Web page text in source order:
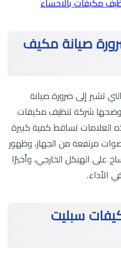
مكيفات بالاحساء
صيانة مكيف
تشير إلى ضرورة صيانة
شركة تنظيف مكيفات
العلامات تساقط كمية كبيرة
مرتفعة من الجهاز، وظهور
على الهيكل الخارجي، وأخيرًا
الأداء.
سبليت